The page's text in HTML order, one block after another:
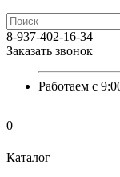
8-937-402-16-34
Заказать звонок
Работаем с
0
Каталог